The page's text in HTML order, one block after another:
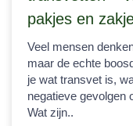
pakjes en
Veel mensen
maar de echte
je wat transvet is,
negatieve gevolgen
Wat zijn..